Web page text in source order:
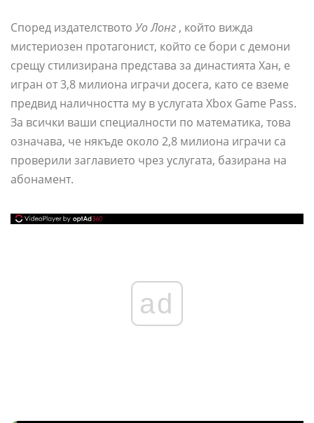
Според издателството Уо Лонг , който вижда
мистериозен протагонист, който се бори с демони
срещу стилизирана представа за династията Хан, е
игран от 3,8 милиона играчи досега, като се вземе
предвид наличността му в услугата Xbox Game Pass.
За всички ваши специалности по математика, това
означава, че някъде около 2,8 милиона играчи са
проверили заглавието чрез услугата, базирана на
абонамент.
ad